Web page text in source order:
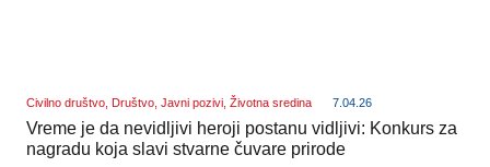
Civilno društvo Društvo Javni pozivi Životna sredina 7.04.26
Vreme je da nevidljivi heroji postanu vidljivi: Konkurs za
nagradu koja slavi stvarne čuvare prirode